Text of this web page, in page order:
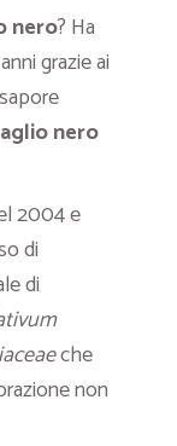
nero? Ha
grazie ai
nero
2004 e
di
di
che
non